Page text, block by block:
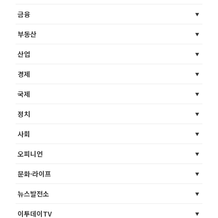
금융
부동산
산업
경제
국제
정치
사회
오피니언
문화·라이프
뉴스발전소
이투데이TV